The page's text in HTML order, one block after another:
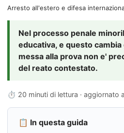
Arresto all'estero e difesa
Nel processo penale
educativa, e questo
messa alla prova non e'
del reato contestato.
⏱ 20 minuti di lettura · aggiornato
📋 In questa guida